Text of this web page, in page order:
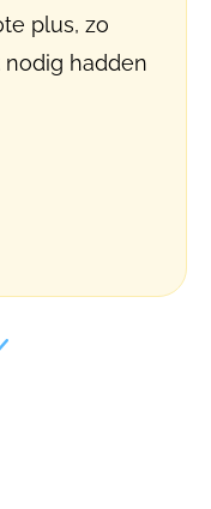
plus, zo
hadden